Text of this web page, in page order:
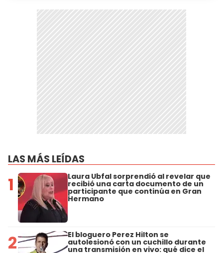
LAS MÁS LEÍDAS
1 Laura Ubfal sorprendió al revelar que
recibió una carta documento de un
participante que continúa en Gran
Hermano
2 El bloguero Perez Hilton se
autolesionó con un cuchillo durante
una transmisión en vivo: qué dice el